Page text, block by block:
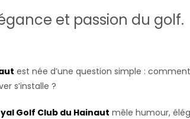
et passion du golf.
est née d’une question simple : comment
s’installe ?
Golf Club du Hainaut mêle humour,